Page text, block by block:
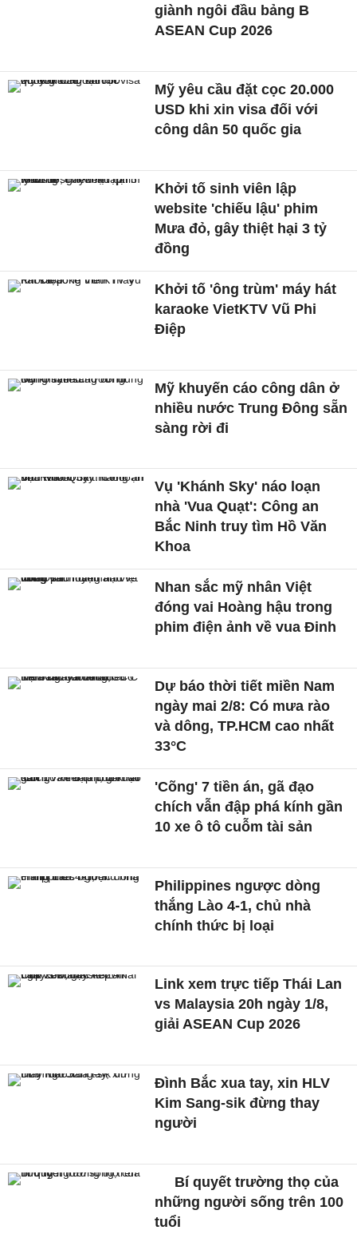
giành ngôi đầu bảng B
ASEAN Cup 2026
Mỹ yêu cầu đặt cọc 20.000
USD khi xin visa đối với
công dân 50 quốc gia
Khởi tố sinh viên lập
website 'chiếu lậu' phim
Mưa đỏ, gây thiệt hại 3 tỷ
đồng
Khởi tố 'ông trùm' máy hát
karaoke VietKTV Vũ Phi
Điệp
Mỹ khuyến cáo công dân ở
nhiều nước Trung Đông sẵn
sàng rời đi
Vụ 'Khánh Sky' náo loạn
nhà 'Vua Quạt': Công an
Bắc Ninh truy tìm Hồ Văn
Khoa
Nhan sắc mỹ nhân Việt
đóng vai Hoàng hậu trong
phim điện ảnh về vua Đinh
Dự báo thời tiết miền Nam
ngày mai 2/8: Có mưa rào
và dông, TP.HCM cao nhất
33°C
'Cõng' 7 tiền án, gã đạo
chích vẫn đập phá kính gần
10 xe ô tô cuỗm tài sản
Philippines ngược dòng
thắng Lào 4-1, chủ nhà
chính thức bị loại
Link xem trực tiếp Thái Lan
vs Malaysia 20h ngày 1/8,
giải ASEAN Cup 2026
Đình Bắc xua tay, xin HLV
Kim Sang-sik đừng thay
người
Bí quyết trường thọ của
những người sống trên 100
tuổi